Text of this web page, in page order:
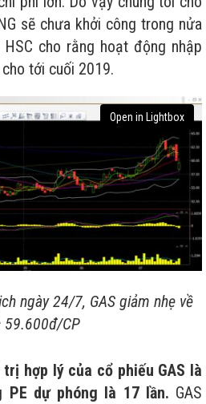
sẽ chưa khởi công trong nửa
cho rằng hoạt động nhập
tới cuối 2019.
Open in Lightbox
ngày 24/7, GAS giảm nhẹ về
59.600đ/CP
hợp lý của cổ phiếu GAS là
PE dự phóng là 17 lần. GAS